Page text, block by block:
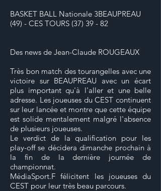
BASKET BALL Nationale 3BEAUPREAU
(49) - CES TOURS (37) 39 - 82
Des news de Jean-Claude ROUGEAUX
Très bon match des tourangelles avec une
victoire sur BEAUPREAU avec un écart
plus important qu'à l'aller et une belle
adresse. Les joueuses du CEST continuent
sur leur lancée et montre que cette équipe
est solide mentalement malgré l'absence
de plusieurs joueuses.
Le verdict de la qualification pour les
play-off se décidera dimanche prochain à
la fin de la dernière journée de
championnat.
MédiaSport.F félicitent les joueuses du
CEST pour leur très beau parcours.